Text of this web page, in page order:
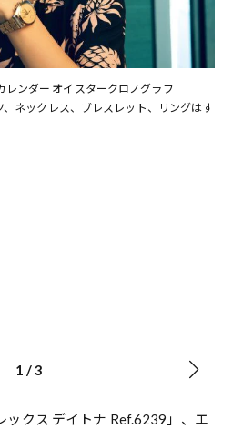
レンダー オイスタークロノグラフ
ネックレス、ブレスレット、リングはす
1 /3
ックス デイトナ Ref.6239」、エ